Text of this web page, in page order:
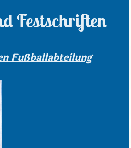
Festschriften
Fußballabteilung